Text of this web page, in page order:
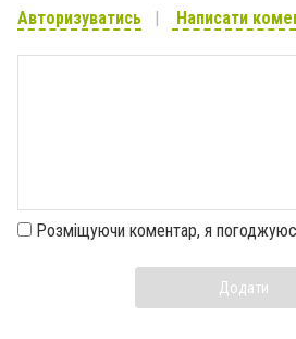
Авторизуватись Написати
Розміщуючи коментар, я
Додати